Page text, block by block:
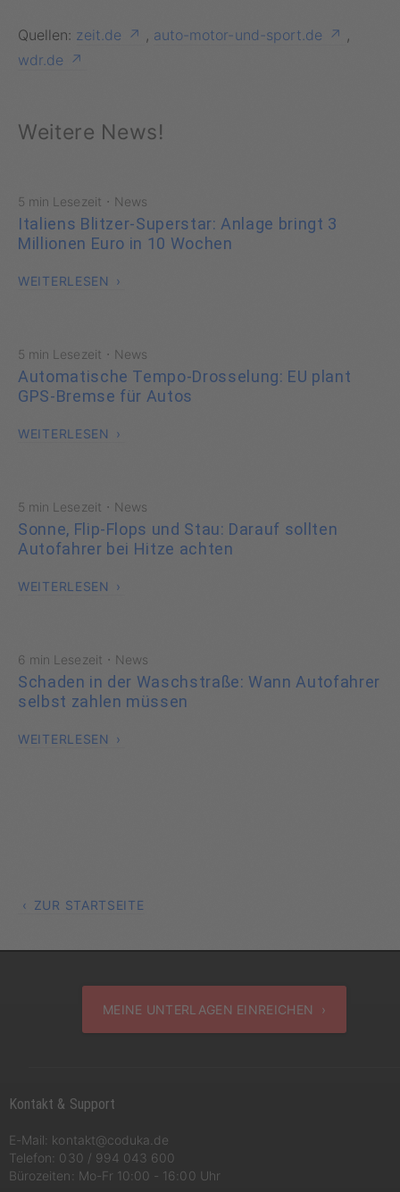
Quellen: zeit.de , auto-motor-und-sport.de
,
wdr.de
Weitere News!
5 min Lesezeit · News
Italiens Blitzer-Superstar: Anlage bringt 3
Millionen Euro in 10 Wochen
WEITERLESEN
5 min Lesezeit · News
Automatische Tempo-Drosselung: EU plant
GPS-Bremse für Autos
WEITERLESEN
5 min Lesezeit · News
Sonne, Flip-Flops und Stau: Darauf sollten
Autofahrer bei Hitze achten
WEITERLESEN
6 min Lesezeit · News
Schaden in der Waschstraße: Wann Autofahrer
selbst zahlen müssen
WEITERLESEN
ZUR STARTSEITE
MEINE UNTERLAGEN EINREICHEN ›
Kontakt & Support
E-Mail: kontakt@coduka.de
Telefon: 030 / 994 043 600
Bürozeiten: Mo-Fr 10:00 - 16:00 Uhr